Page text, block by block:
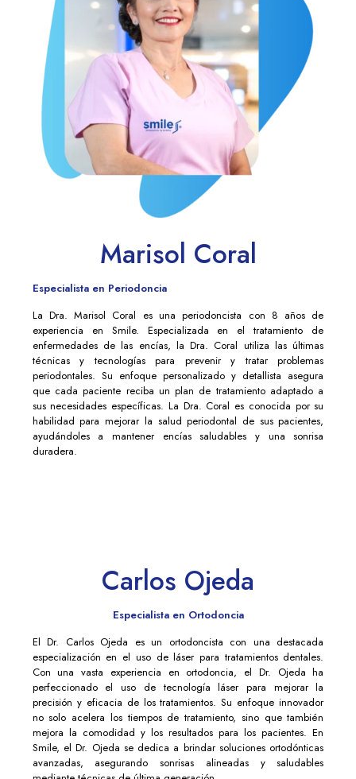
Marisol Coral
Especialista en Periodoncia
La Dra. Marisol Coral es una periodoncista con 8 años de
experiencia en Smile. Especializada en el tratamiento de
enfermedades de las encías, la Dra. Coral utiliza las últimas
técnicas y tecnologías para prevenir y tratar problemas
periodontales. Su enfoque personalizado y detallista asegura
que cada paciente reciba un plan de tratamiento adaptado a
sus necesidades específicas. La Dra. Coral es conocida por su
habilidad para mejorar la salud periodontal de sus pacientes,
ayudándoles a mantener encías saludables y una sonrisa
duradera.
Carlos Ojeda
Especialista en Ortodoncia
El Dr. Carlos Ojeda es un ortodoncista con una destacada
especialización en el uso de láser para tratamientos dentales.
Con una vasta experiencia en ortodoncia, el Dr. Ojeda ha
perfeccionado el uso de tecnología láser para mejorar la
precisión y eficacia de los tratamientos. Su enfoque innovador
no solo acelera los tiempos de tratamiento, sino que también
mejora la comodidad y los resultados para los pacientes. En
Smile, el Dr. Ojeda se dedica a brindar soluciones ortodónticas
avanzadas, asegurando sonrisas alineadas y saludables